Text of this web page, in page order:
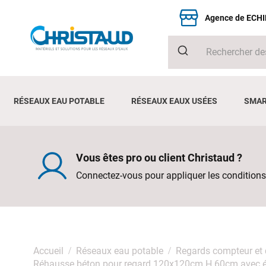
Agence de
RÉSEAUX EAU POTABLE RÉSEAUX EAUX USÉES
Vous êtes pro ou client Christaud ?
Connectez-vous pour appliquer les
Accueil Réseaux eau potable Regards compteur et